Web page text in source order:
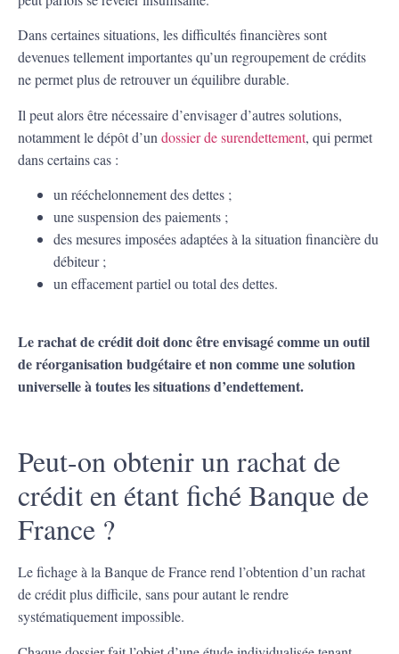
Dans certaines situations, les difficultés financières sont
devenues tellement importantes qu’un regroupement de crédits
ne permet plus de retrouver un équilibre durable.
Il peut alors être nécessaire d’envisager d’autres solutions,
notamment le dépôt d’un dossier de surendettement, qui permet
dans certains cas :
un rééchelonnement des dettes ;
une suspension des paiements ;
des mesures imposées adaptées à la situation financière du
débiteur ;
un effacement partiel ou total des dettes.
Le rachat de crédit doit donc être envisagé comme un outil
de réorganisation budgétaire et non comme une solution
universelle à toutes les situations d’endettement.
Peut-on obtenir un rachat de
crédit en étant fiché Banque de
France ?
Le fichage à la Banque de France rend l’obtention d’un rachat
de crédit plus difficile, sans pour autant le rendre
systématiquement impossible.